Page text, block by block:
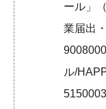
ール」
業届出
ル/